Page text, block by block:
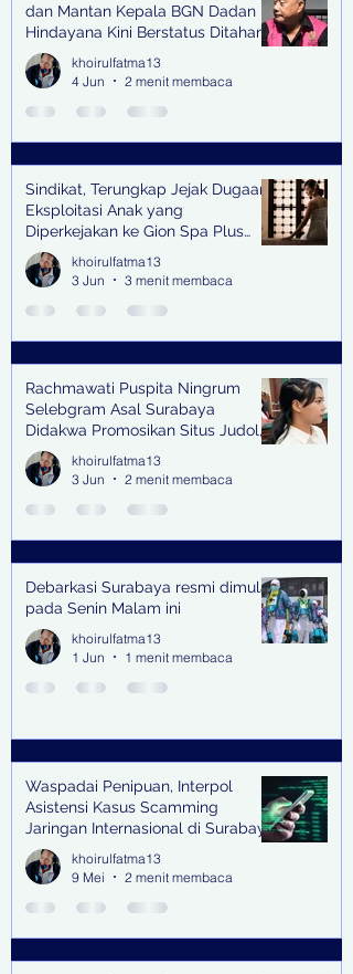
dan Mantan Kepala BGN Dadan
Hindayana Kini Berstatus Ditahan
khoirulfatma13
4 Jun
2 menit membaca
Sindikat, Terungkap Jejak Dugaan
Eksploitasi Anak yang
Diperkejakan ke Gion Spa Plus
and Pub Surabaya,
khoirulfatma13
3 Jun
3 menit membaca
Rachmawati Puspita Ningrum
Selebgram Asal Surabaya
Didakwa Promosikan Situs Judol,
Raup Rp2 Juta dari Tiga Kali
Endorse
khoirulfatma13
3 Jun
2 menit membaca
Debarkasi Surabaya resmi dimulai
pada Senin Malam ini
khoirulfatma13
1 Jun
1 menit membaca
Waspadai Penipuan, Interpol
Asistensi Kasus Scamming
Jaringan Internasional di Surabaya
khoirulfatma13
9 Mei
2 menit membaca